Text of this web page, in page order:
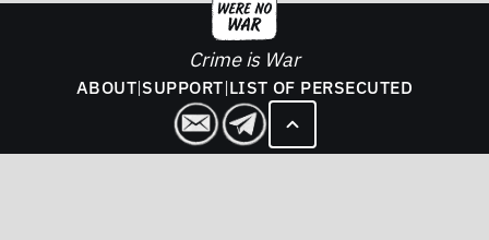
Crime is War
ABOUT|SUPPORT|LIST OF PERSECUTED